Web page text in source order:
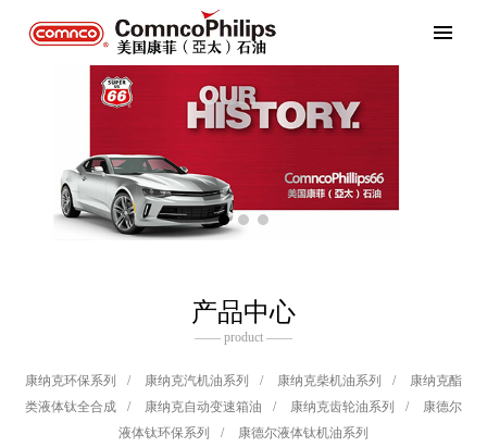
产品中心
—— product ——
康纳克环保系列 / 康纳克汽机油系列 / 康纳克柴机油系列 /
康纳克酯
类液体钛全合成
/ 康纳克自动变速箱油 / 康纳克齿轮油系列 /
康德尔
液体钛环保系列
/ 康德尔液体钛机油系列